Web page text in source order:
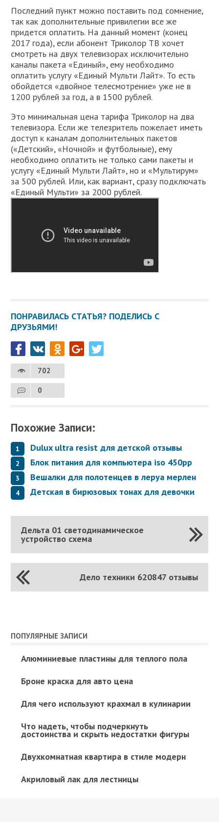
Последний пункт можно поставить под сомнение,
так как дополнительные привилегии все же
придется оплатить. На данный момент (конец
2017 года), если абонент Триколор ТВ хочет
смотреть на двух телевизорах исключительно
каналы пакета «Единый», ему необходимо
оплатить услугу «Единый Мульти Лайт». То есть
обойдется «двойное телесмотрение» уже не в
1200 рублей за год, а в 1500 рублей.
Это минимальная цена тарифа Триколор на два
телевизора. Если же телезритель пожелает иметь
доступ к каналам дополнительных пакетов
(«Детский», «Ночной» и футбольные), ему
необходимо оплатить не только сами пакеты и
услугу «Единый Мульти Лайт», но и «Мультирум»
за 500 рублей. Или, как вариант, сразу подключать
«Единый Мульти» за 2000 рублей.
ПОНРАВИЛАСЬ СТАТЬЯ? ПОДЕЛИСЬ С
ДРУЗЬЯМИ!
702
0
Похожие Записи:
Dulux ultra resist для детской отзывы
Блок питания для компьютера iso 450pp
Вешалки для полотенцев в леруа мерлен
Детская в бирюзовых тонах для девочки
Дельта 01 светодинамическое
устройство схема
Дело техники 620847 отзывы
ПОПУЛЯРНЫЕ ЗАПИСИ
Алюминиевые пластины для теплого пола
Броне краска для авто цена
Для чего используют крахмал в кулинарии
Что надеть, чтобы подчеркнуть
достоинства и скрыть недостатки фигуры
Двухкомнатная квартира в стиле модерн
Акриловый лак для лестницы